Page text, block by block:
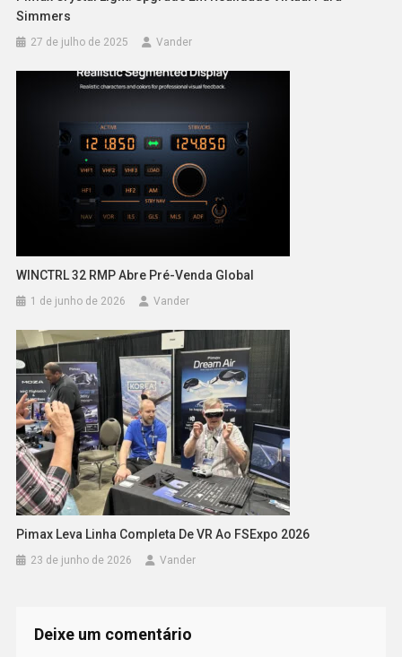
Simmers
27 de julho de 2025 Vander
WINCTRL 32 RMP Abre Pré-Venda Global
1 de junho de 2026 Vander
Pimax Leva Linha Completa De VR Ao FSExpo 2026
23 de junho de 2026 Vander
Deixe um comentário